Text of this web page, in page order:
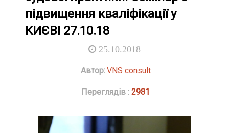
підвищення кваліфікації у
КИЄВІ 27.10.18
25.10.2018
Автор:VNS consult
Переглядів :2981